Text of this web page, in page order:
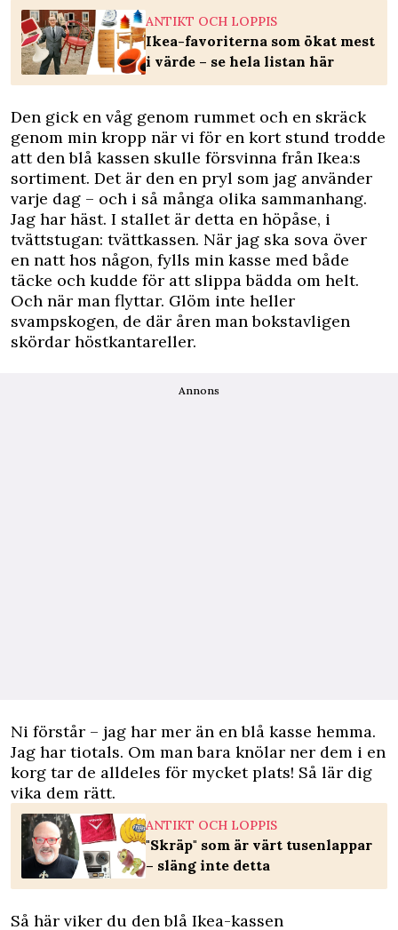
ANTIKT OCH LOPPIS
Ikea-favoriterna som ökat mest
i värde – se hela listan här
Den gick en våg genom rummet och en skräck
genom min kropp när vi för en kort stund trodde
att den blå kassen skulle försvinna från Ikea:s
sortiment. Det är den en pryl som jag använder
varje dag – och i så många olika sammanhang.
Jag har häst. I stallet är detta en höpåse, i
tvättstugan: tvättkassen. När jag ska sova över
en natt hos någon, fylls min kasse med både
täcke och kudde för att slippa bädda om helt.
Och när man flyttar. Glöm inte heller
svampskogen, de där åren man bokstavligen
skördar höstkantareller.
Annons
Ni förstår – jag har mer än en blå kasse hemma.
Jag har tiotals. Om man bara knölar ner dem i en
korg tar de alldeles för mycket plats! Så lär dig
vika dem rätt.
ANTIKT OCH LOPPIS
"Skräp" som är värt tusenlappar
– släng inte detta
Så här viker du den blå Ikea-kassen